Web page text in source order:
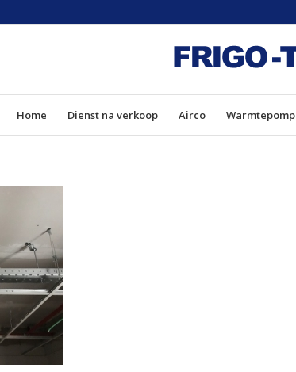
Home Dienst na verkoop Airco Warmtepomp